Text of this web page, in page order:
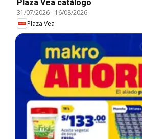
Plaza Vea catálogo
31/07/2026- 16/08/2026
Plaza Vea